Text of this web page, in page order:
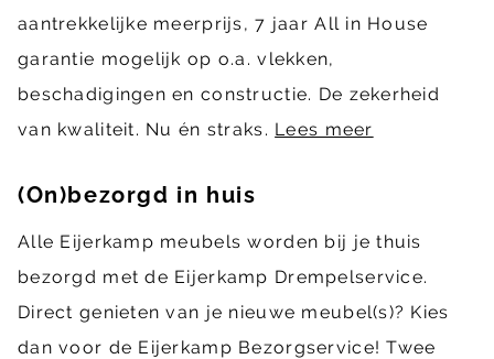
aantrekkelijke meerprijs, 7 jaar All in House
garantie mogelijk op o.a. vlekken,
beschadigingen en constructie. De zekerheid
van kwaliteit. Nu én straks. Lees meer
(On)bezorgd in huis
Alle Eijerkamp meubels worden bij je thuis
bezorgd met de Eijerkamp Drempelservice.
Direct genieten van je nieuwe meubel(s)? Kies
dan voor de Eijerkamp Bezorgservice! Twee